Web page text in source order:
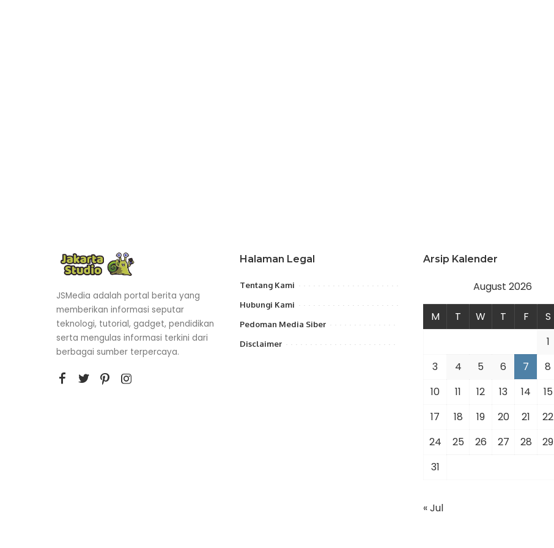
JSMedia adalah portal berita yang
memberikan informasi seputar
teknologi, tutorial, gadget, pendidikan
serta mengulas informasi terkini dari
berbagai sumber terpercaya.
Halaman Legal
Tentang Kami
Hubungi Kami
Pedoman Media Siber
Disclaimer
Arsip Kalender
August 2026
M T W T F S
1
3
4 5 6 7 8
10
11 12 13 14 15
17
18 19 20 21 22
24
25 26 27 28 29
31
« Jul